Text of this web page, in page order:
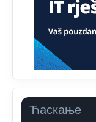
Ћаскање
Ovo pravilo
su u pitanju
drhtavom rukom
Анонимно2819033
Yes,nekada je
coravi biraci.
Анонимно2819162